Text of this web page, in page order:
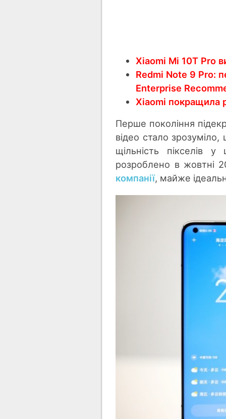
Xiaomi Mi 10T Pro
Redmi Note 9 Pro:
Enterprise
Xiaomi покращила
Перше покоління
відео стало
щільність пікселів
розроблено в жовтні
компанії, майже